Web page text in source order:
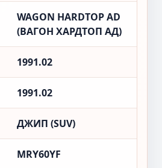
WAGON HARDTOP AD
(ВАГОН ХАРДТОП АД)
1991.02
1991.02
ДЖИП (SUV)
MRY60YF